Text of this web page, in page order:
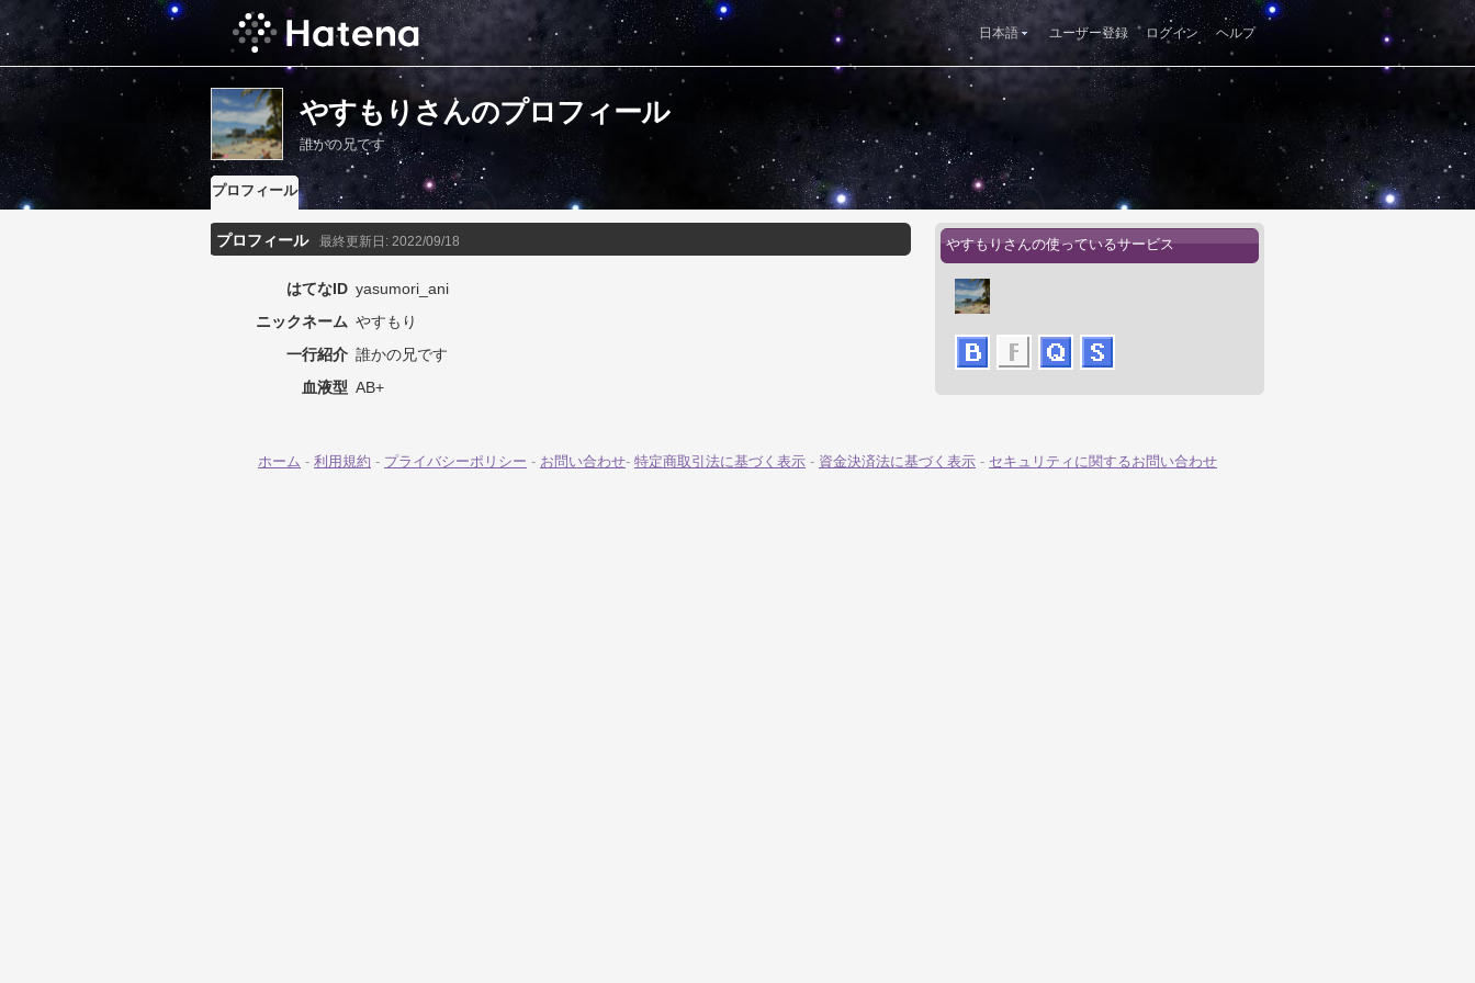
日本語 ユーザー登録 ログイン ヘルプ
やすもりさんのプロフィール
誰かの兄です
プロフィール
プロフィール 最終更新日: 2022/09/18
はてなID yasumori_ani
ニックネーム やすもり
一行紹介 誰かの兄です
血液型 AB+
やすもりさんの使っているサービス
ホーム - 利用規約 - プライバシーポリシー - お問い合わせ- 特定商取引法に基づく表示 - 資金決済法に基づく表示 - セキュリティに関するお問い合わせ